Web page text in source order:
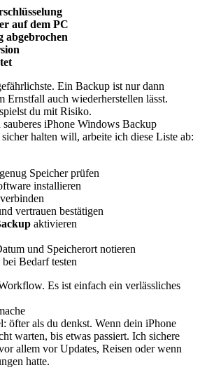
auf dem PC
abgebrochen
Ein Backup ist nur dann
Ernstfall auch wiederherstellen lässt.
du mit Risiko.
iPhone Windows Backup
halten will, arbeite ich diese Liste ab:
Speicher prüfen
installieren
vertrauen bestätigen
aktivieren
und Speicherort notieren
Bedarf testen
Es ist einfach ein verlässliches
öfter als du denkst. Wenn dein iPhone
warten, bis etwas passiert. Ich sichere
allem vor Updates, Reisen oder wenn
hatte.